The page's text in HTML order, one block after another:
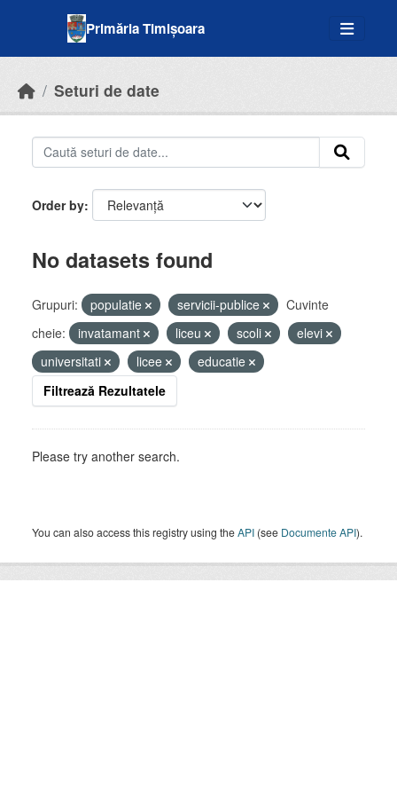
Primăria Timișoara
Seturi de date
Order by
No datasets found
Grupuri: populatie servicii-publice
Cuvinte
cheie:
invatamant liceu scoli
elevi
universitati
licee
educatie
Filtrează Rezultatele
Please try another search.
You can also access this registry using theAPI (see Documente API).